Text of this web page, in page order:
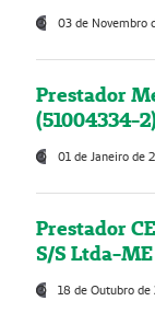
03 de Novembro
Prestador
(51004334-
01 de Janeiro de
Prestador
S/S Ltda-
18 de Outubro de